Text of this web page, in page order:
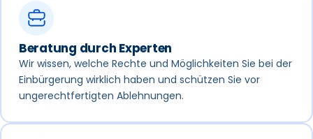
Beratung durch Experten
Wir wissen, welche Rechte und Möglichkeiten Sie bei der
Einbürgerung wirklich haben und schützen Sie vor
ungerechtfertigten Ablehnungen.